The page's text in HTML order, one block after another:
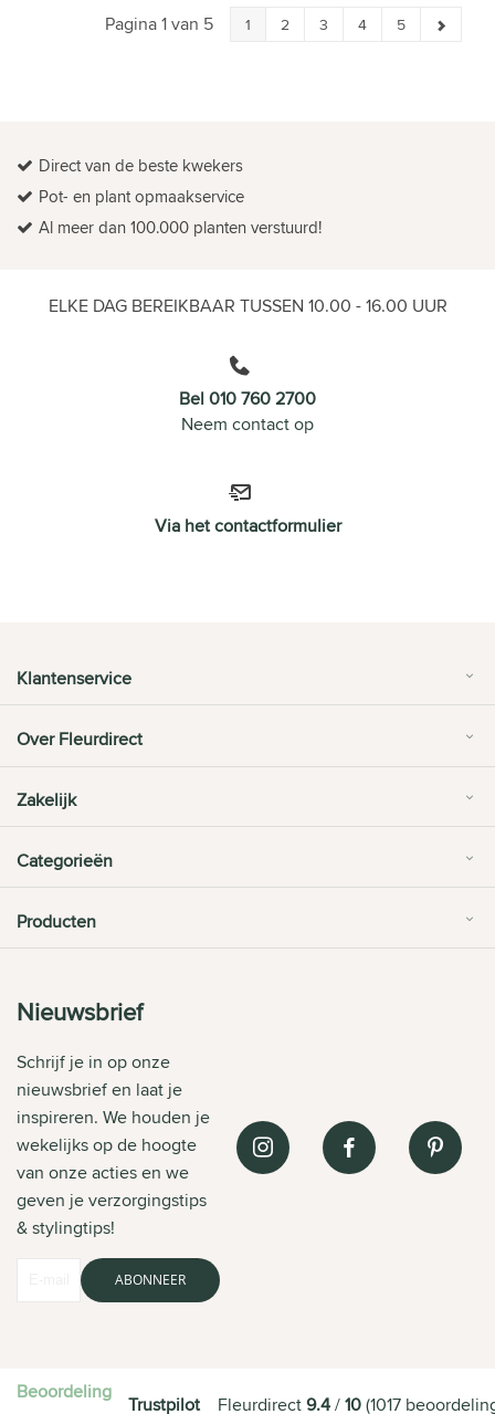
Pagina 1 van 5 1 2 3 4 5
Direct van de beste kwekers
Pot- en plant opmaakservice
Al meer dan 100.000 planten verstuurd!
ELKE DAG BEREIKBAAR TUSSEN 10.00 - 16.00 UUR
Bel 010 760 2700
Neem contact op
Via het contactformulier
Klantenservice
Over Fleurdirect
Zakelijk
Categorieën
Producten
Nieuwsbrief
Schrijf je in op onze
nieuwsbrief en laat je
inspireren. We houden je
wekelijks op de hoogte
van onze acties en we
geven je verzorgingstips
& stylingtips!
ABONNEER
Beoordeling
Trustpilot Fleurdirect9.4/10(1017